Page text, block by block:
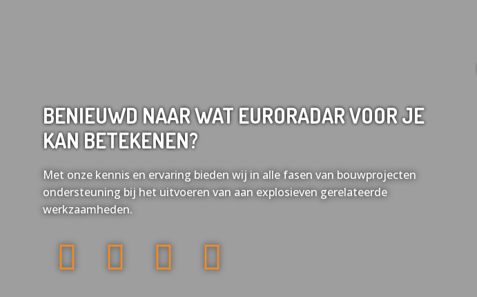
BENIEUWD NAAR WAT EURORADAR VOOR JE
KAN BETEKENEN?
Met onze kennis en ervaring bieden wij in alle fasen van bouwprojecten
ondersteuning bij het uitvoeren van aan explosieven gerelateerde
werkzaamheden.